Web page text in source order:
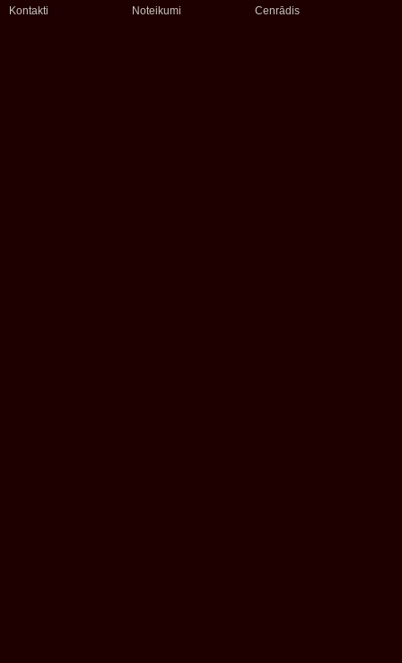
Kontakti Noteikumi Cenrādis